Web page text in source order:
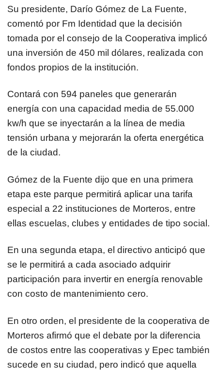
Su presidente, Darío Gómez de La Fuente,
comentó por Fm Identidad que la decisión
tomada por el consejo de la Cooperativa implicó
una inversión de 450 mil dólares, realizada con
fondos propios de la institución.
Contará con 594 paneles que generarán
energía con una capacidad media de 55.000
kw/h que se inyectarán a la línea de media
tensión urbana y mejorarán la oferta energética
de la ciudad.
Gómez de la Fuente dijo que en una primera
etapa este parque permitirá aplicar una tarifa
especial a 22 instituciones de Morteros, entre
ellas escuelas, clubes y entidades de tipo social.
En una segunda etapa, el directivo anticipó que
se le permitirá a cada asociado adquirir
participación para invertir en energía renovable
con costo de mantenimiento cero.
En otro orden, el presidente de la cooperativa de
Morteros afirmó que el debate por la diferencia
de costos entre las cooperativas y Epec también
sucede en su ciudad, pero indicó que aquella